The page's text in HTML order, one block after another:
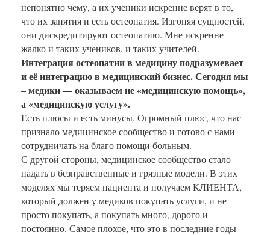
непонятно чему, а их ученики искренне верят в то,
что их занятия и есть остеопатия. Изгоняя сущностей,
они дискредитируют остеопатию. Мне искренне
жалко и таких учеников, и таких учителей.
Интеграция остеопатии в медицину подразумевает
и её интеграцию в медицинский бизнес. Сегодня мы
– медики — оказываем не «медицинскую помощь»,
а «медицинскую услугу».
Есть плюсы и есть минусы. Огромный плюс, что нас
признало медицинское сообщество и готово с нами
сотрудничать на благо помощи больным.
С другой стороны, медицинское сообщество стало
падать в безнравственные и грязные модели. В этих
моделях мы теряем пациента и получаем КЛИЕНТА,
который должен у медиков покупать услуги, и не
просто покупать, а покупать много, дорого и
постоянно. Самое плохое, что это в последние годы